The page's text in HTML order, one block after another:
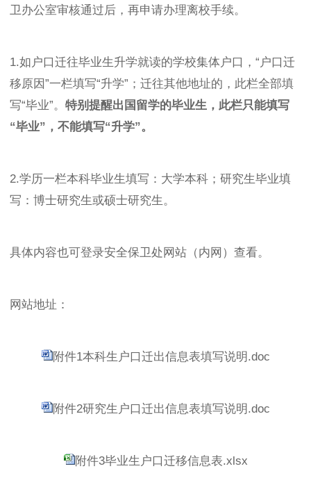
卫办公室审核通过后，再申请办理离校手续。
1.如户口迁往毕业生升学就读的学校集体户口，“户口迁
移原因”一栏填写“升学”；迁往其他地址的，此栏全部填
写“毕业”。 特别提醒出国留学的毕业生，此栏只能填写
“毕业” ，不能填写“升学”。
2.学历一栏本科毕业生填写：大学本科；研究生毕业填
写：博士研究生或硕士研究生。
具体内容也可登录安全保卫处网站（内网）查看。
网站地址：
附件1本科生户口迁出信息表填写说明.doc
附件2研究生户口迁出信息表填写说明.doc
附件3毕业生户口迁移信息表.xlsx